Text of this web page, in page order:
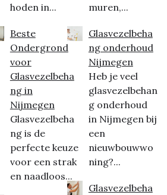
hoden in...
Beste
Ondergrond
voor
Glasvezelbeha
ng in
Nijmegen
Glasvezelbeha
ng is de
perfecte keuze
voor een strak
en naadloos...
muren,...
Glasvezelbeha
ng onderhoud
Nijmegen
Heb je veel
glasvezelbehan
g onderhoud
in Nijmegen bij
een
nieuwbouwwo
ning?...
Glasvezelbeha